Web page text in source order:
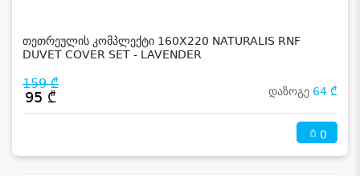
თეთრეულის კომპლექტი 160X220 NATURALIS RNF
DUVET COVER SET - LAVENDER
159 ₾
95 ₾ დაზოგე 64 ₾
0